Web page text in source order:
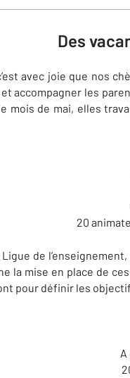
Des
avec joie que nos
accompagner les
mois de mai, elles
20
de
la mise en place de
pour définir les